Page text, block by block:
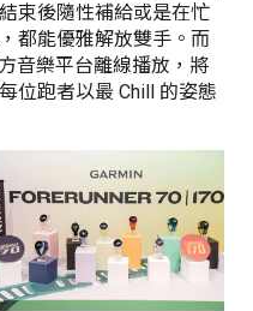
束後隨性補給或是在忙
都能優雅解放雙手。而
音樂平台離線播放，將
位跑者以最 Chill 的姿態